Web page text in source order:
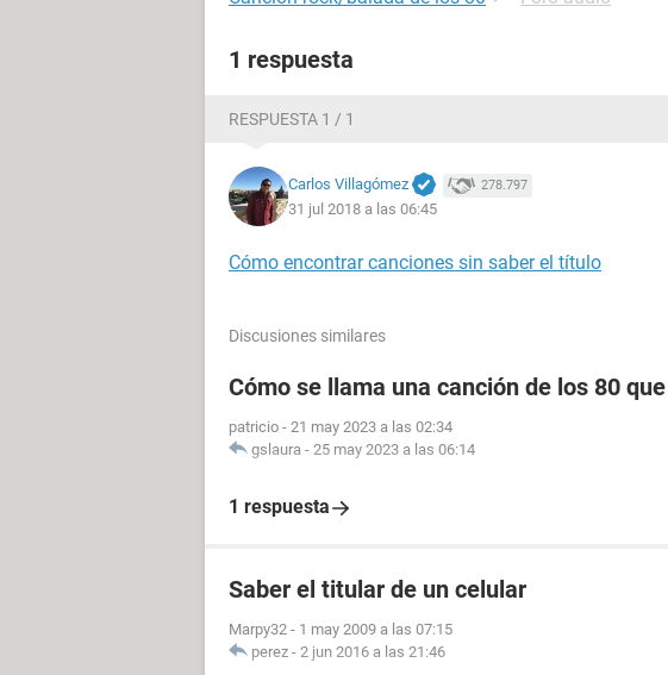
1 respuesta
RESPUESTA 1 / 1
Carlos Villagómez 278.797
31 jul 2018 a las 06:45
Cómo encontrar canciones sin saber el título
Discusiones similares
Cómo se llama una canción de los 80
patricio - 21 may 2023 a las 02:34
gslaura - 25 may 2023 a las 06:14
1 respuesta
Saber el titular de un celular
Marpy32 - 1 may 2009 a las 07:15
perez - 2 jun 2016 a las 21:46